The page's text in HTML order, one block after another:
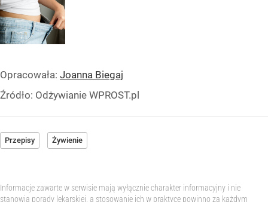
Opracowała: Joanna Biegaj
Źródło: Odżywianie WPROST.pl
Przepisy Żywienie
Informacje zawarte w serwisie mają wyłącznie charakter informacyjny i nie
stanowią porady lekarskiej, a stosowanie ich w praktyce powinno za każdym